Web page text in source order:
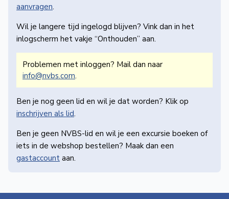
aanvragen.
Wil je langere tijd ingelogd blijven? Vink dan in het
inlogscherm het vakje “Onthouden” aan.
Problemen met inloggen? Mail dan naar
info@nvbs.com.
Ben je nog geen lid en wil je dat worden? Klik op
inschrijven als lid.
Ben je geen NVBS-lid en wil je een excursie boeken of
iets in de webshop bestellen? Maak dan een
gastaccount aan.